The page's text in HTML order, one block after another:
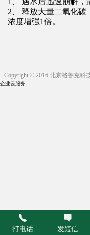
2、 释放大量二氧化碳
浓度增强1倍。
Copyright © 2016 北京格鲁克科
企业云服务
打电话 发短信